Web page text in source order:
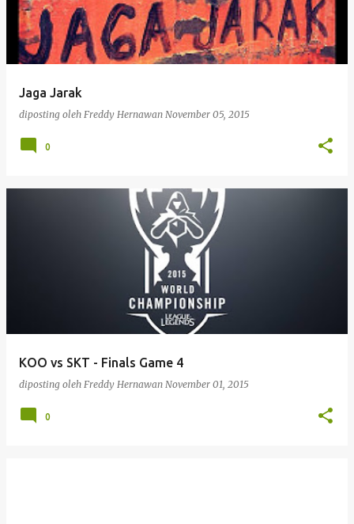
Jaga Jarak
diposting oleh Freddy Hernawan November 05, 2015
0
KOO vs SKT - Finals Game 4
diposting oleh Freddy Hernawan November 01, 2015
0